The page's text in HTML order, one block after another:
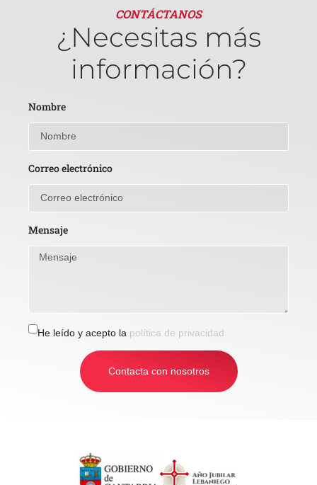
¿Necesitas más
información?
CONTÁCTANOS
Nombre
Correo electrónico
Mensaje
He leído y acepto la política de privacidad
Contacta con nosotros